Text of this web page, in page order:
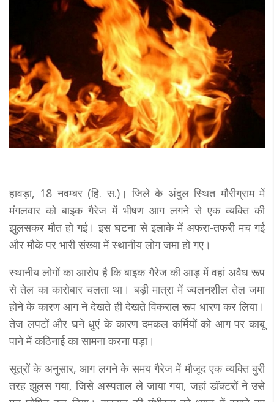
हावड़ा, 18 नवम्बर (हि. स.)। जिले के अंदुल स्थित मौरीग्राम में
मंगलवार को बाइक गैरेज में भीषण आग लगने से एक व्यक्ति की
झुलसकर मौत हो गई। इस घटना से इलाके में अफरा-तफरी मच गई
और मौके पर भारी संख्या में स्थानीय लोग जमा हो गए।
स्थानीय लोगों का आरोप है कि बाइक गैरेज की आड़ में वहां अवैध रूप
से तेल का कारोबार चलता था। बड़ी मात्रा में ज्वलनशील तेल जमा
होने के कारण आग ने देखते ही देखते विकराल रूप धारण कर लिया।
तेज लपटों और घने धुएं के कारण दमकल कर्मियों को आग पर काबू
पाने में कठिनाई का सामना करना पड़ा।
सूत्रों के अनुसार, आग लगने के समय गैरेज में मौजूद एक व्यक्ति बुरी
तरह झुलस गया, जिसे अस्पताल ले जाया गया, जहां डॉक्टरों ने उसे